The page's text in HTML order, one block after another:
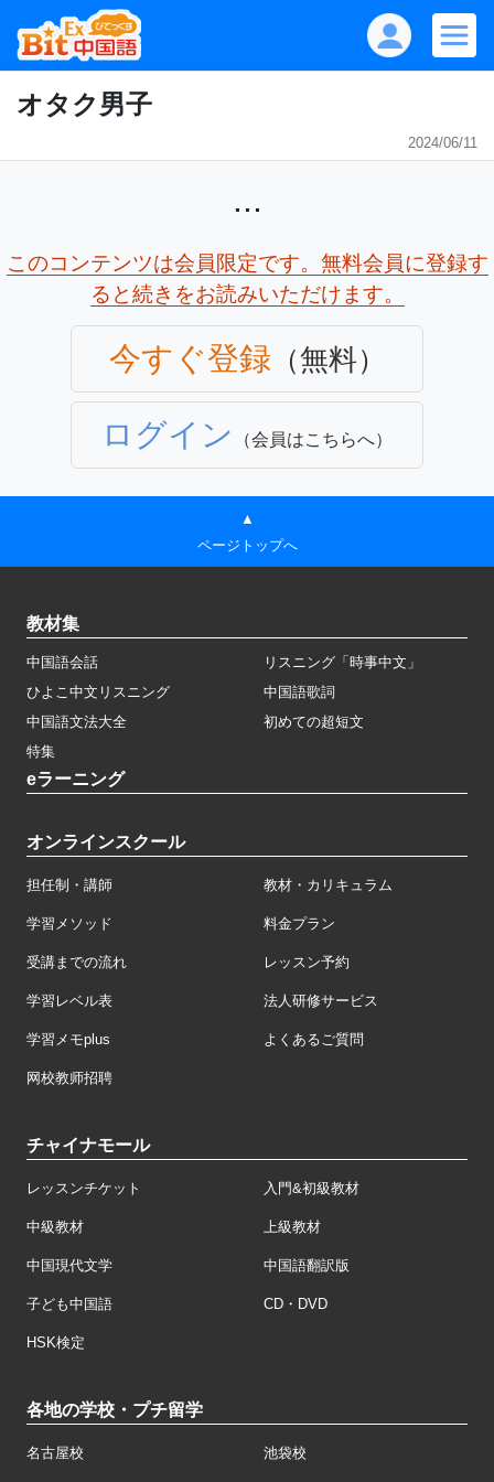
オタク男子
2024/06/11
...
このコンテンツは会員限定です。無料会員に登録す
ると続きをお読みいただけます。
今すぐ登録 （無料）
ログイン （会員はこちらへ）
▲
ページトップへ
教材集
中国語会話
リスニング「時事中文」
ひよこ中文リスニング
中国語歌詞
中国語文法大全
初めての超短文
特集
eラーニング
オンラインスクール
担任制・講師 教材・カリキュラム
学習メソッド 料金プラン
受講までの流れ レッスン予約
学習レベル表 法人研修サービス
学習メモplus よくあるご質問
网校教师招聘
チャイナモール
レッスンチケット 入門&初級教材
中級教材 上級教材
中国現代文学 中国語翻訳版
子ども中国語 CD・DVD
HSK検定
各地の学校・プチ留学
名古屋校 池袋校